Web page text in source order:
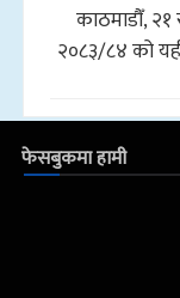
काठमाडौँ,
२०८३/८४ को
फेसबुकमा हामी